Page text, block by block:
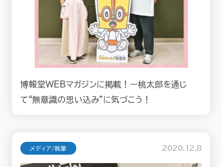
博報堂WEBマガジンに掲載！ー桃太郎を通じ
て“無意識の思い込み”に気づこう！
メディア/執筆 2020.12.8